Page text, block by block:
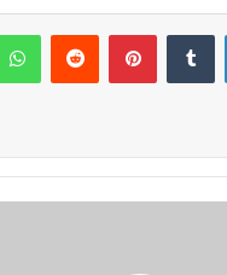
لینکدین ‫تامبلر پینترست‫رددیت